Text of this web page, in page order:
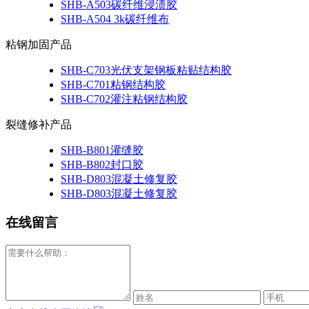
SHB-A503碳纤维浸渍胶
SHB-A504 3k碳纤维布
粘钢加固产品
SHB-C703光伏支架钢板粘贴结构胶
SHB-C701粘钢结构胶
SHB-C702灌注粘钢结构胶
裂缝修补产品
SHB-B801灌缝胶
SHB-B802封口胶
SHB-D803混凝土修复胶
SHB-D803混凝土修复胶
在线留言